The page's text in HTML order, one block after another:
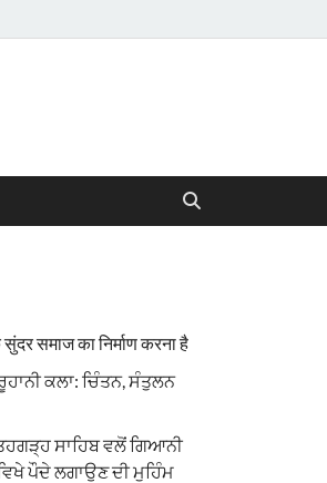
समाज का निर्माण करना है
ਕਲਾ: ਚਿੰਤਨ, ਸੰਤੁਲਨ
ਸਾਹਿਬ ਵਲੋਂ ਗਿਆਨੀ
ਪੌਦੇ ਲਗਾਉਣ ਦੀ ਮੁਹਿੰਮ